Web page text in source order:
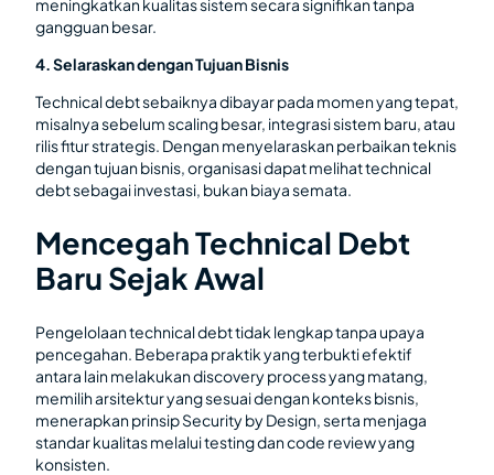
meningkatkan kualitas sistem secara signifikan tanpa
gangguan besar.
4. Selaraskan dengan Tujuan Bisnis
Technical debt sebaiknya dibayar pada momen yang tepat,
misalnya sebelum scaling besar, integrasi sistem baru, atau
rilis fitur strategis. Dengan menyelaraskan perbaikan teknis
dengan tujuan bisnis, organisasi dapat melihat technical
debt sebagai investasi, bukan biaya semata.
Mencegah Technical Debt
Baru Sejak Awal
Pengelolaan technical debt tidak lengkap tanpa upaya
pencegahan. Beberapa praktik yang terbukti efektif
antara lain melakukan discovery process yang matang,
memilih arsitektur yang sesuai dengan konteks bisnis,
menerapkan prinsip Security by Design, serta menjaga
standar kualitas melalui testing dan code review yang
konsisten.